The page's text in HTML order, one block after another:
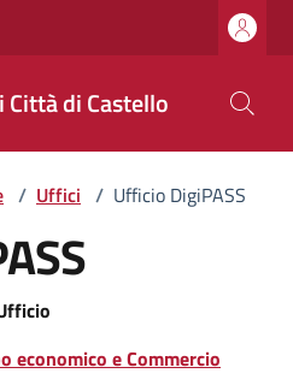
Città di Castello
/ Uffici / Ufficio DigiPASS
economico e Commercio